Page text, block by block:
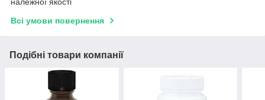
належної якості
Всі умови повернення
Подібні товари компанії